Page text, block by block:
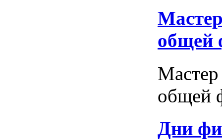
общей
Мастер
общей
Дни